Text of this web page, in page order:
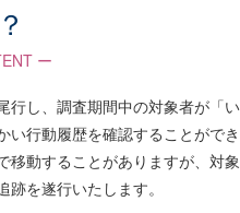
ー
行し、調査期間中の対象者が「い
い行動履歴を確認することができ
移動することがありますが、対象
を遂行いたします。